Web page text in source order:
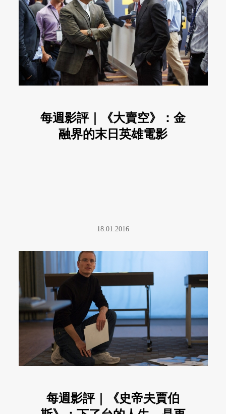
每週影評｜《大賣空》：金
融界的末日英雄電影
18.01.2016
每週影評｜《史帝夫賈伯